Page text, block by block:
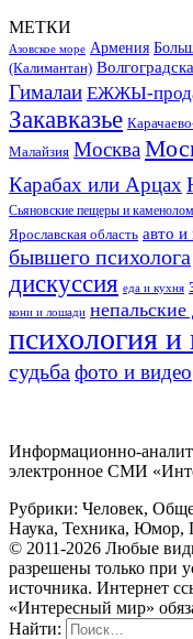
МЕТКИ
Азовское море Армения
(Калимантан)
Гималаи ЕЖЖЫ-
Закавказье
Малайзия Москва
Карабах или Арцах
Сьяновские пещеры и
Ярославская область авто и
бывшего психолога
дискуссия еда и кухня
кони и лошади
психология и
судьба фото и видео
Информационно-
электронное СМИ
Рубрики: Человек,
Наука, Техника, Юмор,
© 2011-2026 Любые
разрешены только при
источника. Интернет
«Интересный мир»
Найти: